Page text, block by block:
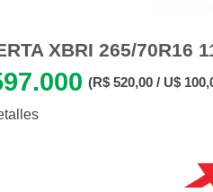
XBRI 265/70R16
(R$ 520,00 / U$